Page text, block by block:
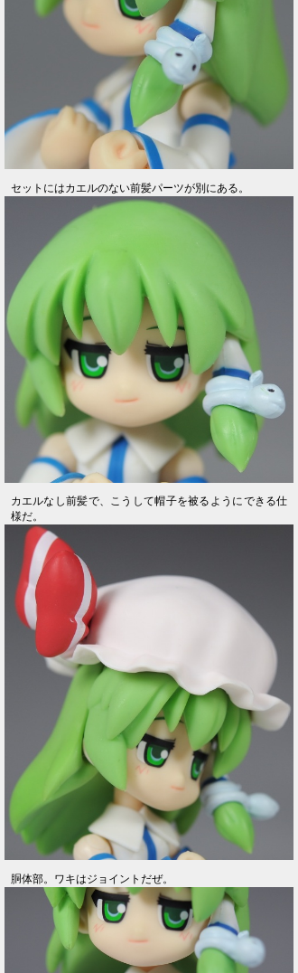
セットにはカエルのない前髪パーツが別にある。
カエルなし前髪で、こうして帽子を被るようにできる仕
様だ。
胴体部。ワキはジョイントだぜ。